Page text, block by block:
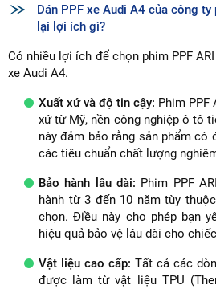
Dán PPF xe Audi A4 của công ty
lại lợi ích gì?
Có nhiều lợi ích để chọn phim PPF
xe Audi A4.
Xuất xứ và độ tin cậy: Phim PPF
xứ từ Mỹ, nền công nghiệp ô tô
này đảm bảo rằng sản phẩm có
các tiêu chuẩn chất lượng
Bảo hành lâu dài: Phim PPF
hành từ 3 đến 10 năm tùy
chọn. Điều này cho phép bạn
hiệu quả bảo vệ lâu dài cho
Vật liệu cao cấp: Tất cả các
được làm từ vật liệu TPU